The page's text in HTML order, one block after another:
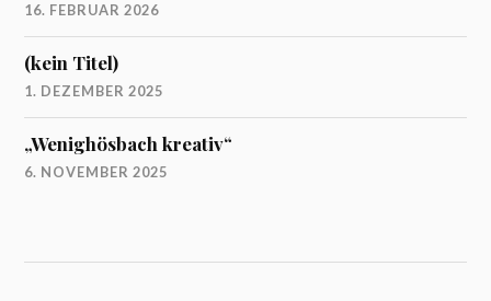
16. FEBRUAR 2026
(kein Titel)
1. DEZEMBER 2025
„Wenighösbach kreativ“
6. NOVEMBER 2025